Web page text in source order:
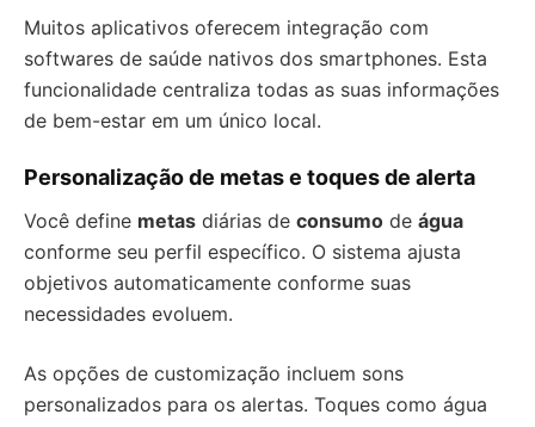
Muitos aplicativos oferecem integração com
softwares de saúde nativos dos smartphones. Esta
funcionalidade centraliza todas as suas informações
de bem-estar em um único local.
Personalização de metas e toques de alerta
Você define metas diárias de consumo de água
conforme seu perfil específico. O sistema ajusta
objetivos automaticamente conforme suas
necessidades evoluem.
As opções de customização incluem sons
personalizados para os alertas. Toques como água